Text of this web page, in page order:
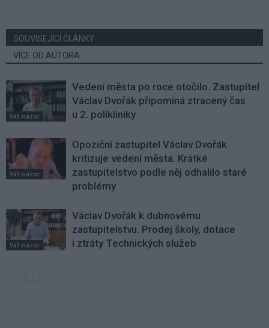
SOUVISEJÍCÍ ČLÁNKY
VÍCE OD AUTORA
Váš názor
Vedení města po roce otočilo. Zastupitel
Václav Dvořák připomíná ztracený čas
u 2. polikliniky
Váš názor
Opoziční zastupitel Václav Dvořák
kritizuje vedení města. Krátké
zastupitelstvo podle něj odhalilo staré
problémy
Váš názor
Václav Dvořák k dubnovému
zastupitelstvu. Prodej školy, dotace
i ztráty Technických služeb